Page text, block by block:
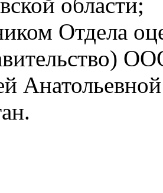
области;
Отдела